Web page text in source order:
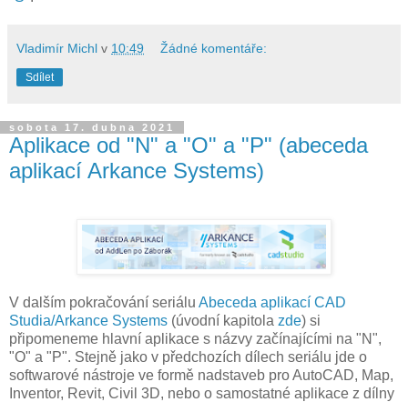
Vladimír Michl v 10:49 Žádné komentáře:
Sdílet
sobota 17. dubna 2021
Aplikace od "N" a "O" a "P" (abeceda
aplikací Arkance Systems)
V dalším pokračování seriálu Abeceda aplikací CAD
Studia/Arkance Systems (úvodní kapitola zde) si
připomeneme hlavní aplikace s názvy začínajícími na "N",
"O" a "P". Stejně jako v předchozích dílech seriálu jde o
softwarové nástroje ve formě nadstaveb pro AutoCAD, Map,
Inventor, Revit, Civil 3D, nebo o samostatné aplikace z dílny